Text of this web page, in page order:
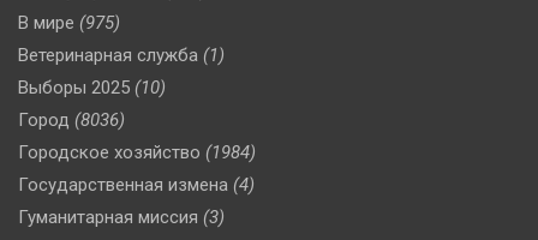
В мире (975)
Ветеринарная служба (1)
Выборы 2025 (10)
Город (8036)
Городское хозяйство (1984)
Государственная измена (4)
Гуманитарная миссия (3)